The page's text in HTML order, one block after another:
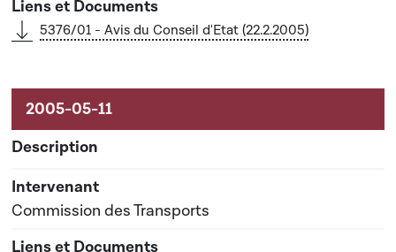
5376/01 - Avis du Conseil d'Etat (22.2.2005)
Commission des Transports